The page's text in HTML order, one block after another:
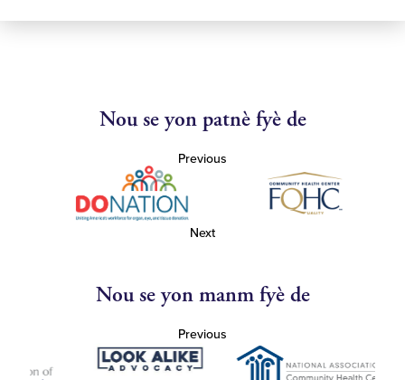
Nou se yon patnè fyè de
Previous
Next
Nou se yon manm fyè de
Previous